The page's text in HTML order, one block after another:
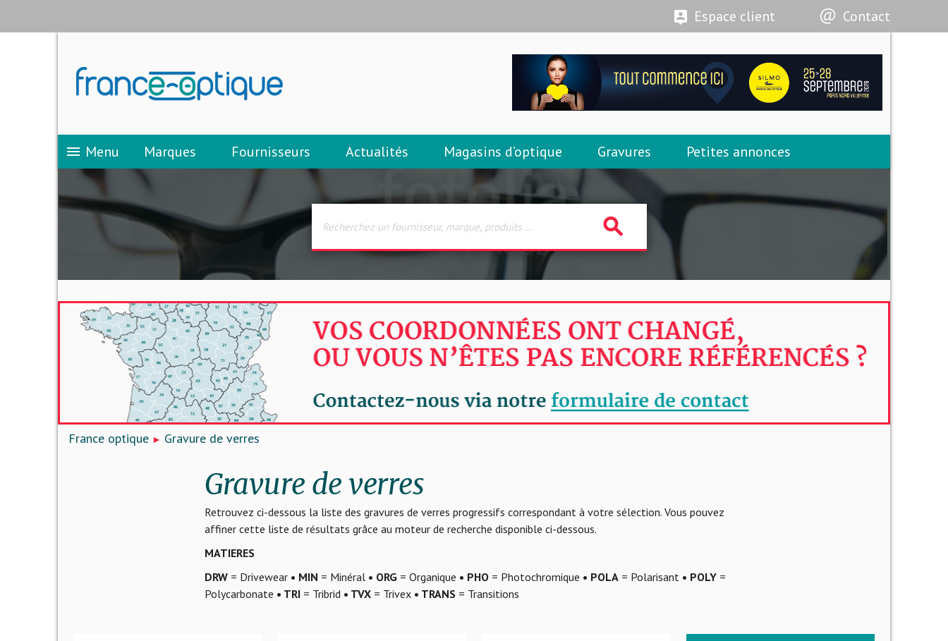
Espace client Contact
menu Menu Marques Fournisseurs Actualités Magasins d’optique Gravures Petites annonces
search
France optique Gravure de verres
Gravure de verres
Retrouvez ci-dessous la liste des gravures de verres progressifs correspondant à votre sélection. Vous pouvez
affiner cette liste de résultats grâce au moteur de recherche disponible ci-dessous.
MATIERES
DRW= Drivewear • MIN = Minéral • ORG= Organique • PHO= Photochromique • POLA= Polarisant • POLY=
Polycarbonate • TRI= Tribrid • TVX= Trivex • TRANS= Transitions